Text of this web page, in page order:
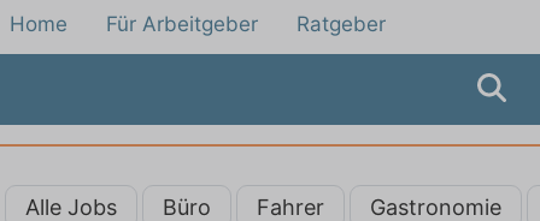
Home Für Arbeitgeber Ratgeber
Alle Jobs Büro Fahrer Gastronomie